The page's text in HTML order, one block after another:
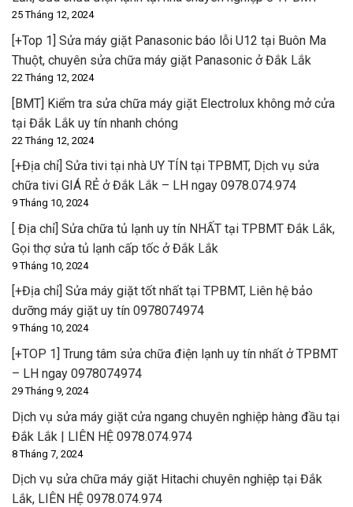
25 Tháng 12, 2024
[+Top 1] Sửa máy giặt Panasonic báo lỗi U12 tại Buôn Ma
Thuột, chuyên sửa chữa máy giặt Panasonic ở Đắk Lắk
22 Tháng 12, 2024
[BMT] Kiểm tra sửa chữa máy giặt Electrolux không mở cửa
tại Đắk Lắk uy tín nhanh chóng
22 Tháng 12, 2024
[+Địa chỉ] Sửa tivi tại nhà UY TÍN tại TPBMT, Dịch vụ sửa
chữa tivi GIÁ RẺ ở Đắk Lắk – LH ngay 0978.074.974
9 Tháng 10, 2024
[ Địa chỉ] Sửa chữa tủ lạnh uy tín NHẤT tại TPBMT Đắk Lắk,
Gọi thợ sửa tủ lạnh cấp tốc ở Đắk Lắk
9 Tháng 10, 2024
[+Địa chỉ] Sửa máy giặt tốt nhất tại TPBMT, Liên hệ bảo
dưỡng máy giặt uy tín 0978074974
9 Tháng 10, 2024
[+TOP 1] Trung tâm sửa chữa điện lạnh uy tín nhất ở TPBMT
– LH ngay 0978074974
29 Tháng 9, 2024
Dịch vụ sửa máy giặt cửa ngang chuyên nghiệp hàng đầu tại
Đắk Lắk | LIÊN HỆ 0978.074.974
8 Tháng 7, 2024
Dịch vụ sửa chữa máy giặt Hitachi chuyên nghiệp tại Đắk
Lắk, LIÊN HỆ 0978.074.974